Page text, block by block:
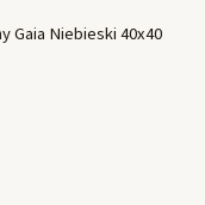
Gaia Niebieski 40x40